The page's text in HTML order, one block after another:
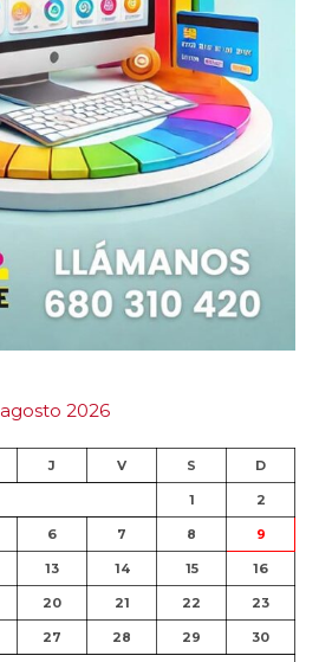
agosto 2026
J V S D
1 2
6 7 8 9
13 14 15 16
20 21 22 23
27 28 29 30